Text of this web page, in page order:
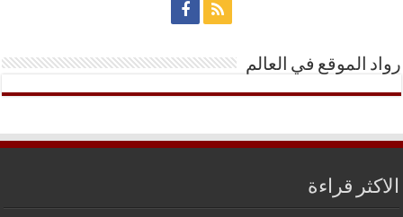
رواد الموقع في العالم
الاكثر قراءة